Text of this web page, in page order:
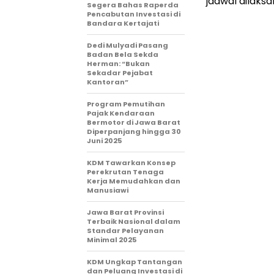
Segera Bahas Raperda
Pencabutan Investasi di
Bandara Kertajati
Dedi Mulyadi Pasang
Badan Bela Sekda
Herman: “Bukan
Sekadar Pejabat
Kantoran”
Program Pemutihan
Pajak Kendaraan
Bermotor di Jawa Barat
Diperpanjang hingga 30
Juni 2025
KDM Tawarkan Konsep
Perekrutan Tenaga
Kerja Memudahkan dan
Manusiawi
Jawa Barat Provinsi
Terbaik Nasional dalam
Standar Pelayanan
Minimal 2025
KDM Ungkap Tantangan
dan Peluang Investasi di